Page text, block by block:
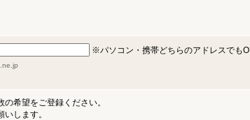
※パソコン・携帯どちらのアドレスでも
希望をご登録ください。
します。